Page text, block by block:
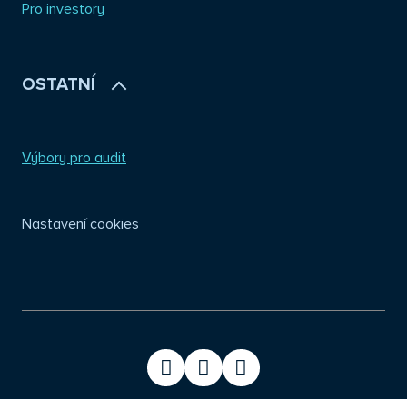
Pro investory
OSTATNÍ
Výbory pro audit
Nastavení cookies